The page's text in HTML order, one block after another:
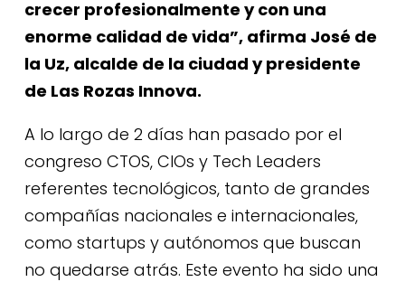
crecer profesionalmente y con una
enorme calidad de vida”, afirma José de
la Uz, alcalde de la ciudad y presidente
de Las Rozas Innova.
A lo largo de 2 días han pasado por el
congreso CTOS, CIOs y Tech Leaders
referentes tecnológicos, tanto de grandes
compañías nacionales e internacionales,
como startups y autónomos que buscan
no quedarse atrás. Este evento ha sido una